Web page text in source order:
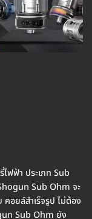
ฟฟ้า ประเภท Sub
Sub Ohm จะ
คอยล์สำเร็จรูป ไม่ต้อง
Sub Ohm ยัง